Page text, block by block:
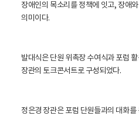
장애인의 목소리를 정책에 잇고, 장애
의미이다.
발대식은 단원 위촉장 수여식과 포럼
장관의 토크콘서트로 구성되었다.
정은경 장관은 포럼 단원들과의 대화